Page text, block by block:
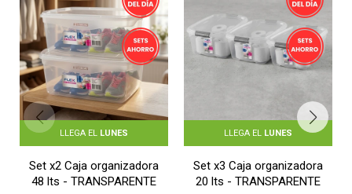
LLEGA EL LUNES
Set x2 Caja organizadora
48 lts - TRANSPARENTE
LLEGA EL LUNES
Set x3 Caja organizadora
20 lts - TRANSPARENTE